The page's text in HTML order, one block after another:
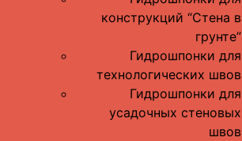
конструкций “Стена в
грунте”
Гидрошпонки для
технологических швов
Гидрошпонки для
усадочных стеновых
швов